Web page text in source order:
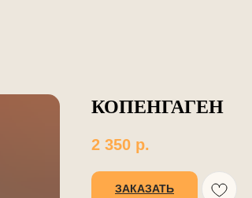
КОПЕНГАГЕН
2 350 р.
ЗАКАЗАТЬ